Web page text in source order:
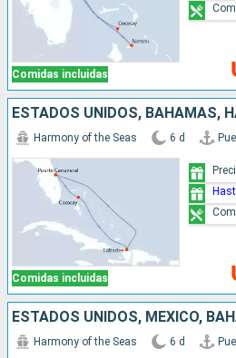
Comidas incluidas
ESTADOS UNIDOS, BAHAMAS,
Comidas incluidas
Harmony of the Seas 6 d
ESTADOS UNIDOS, MÉXICO,
Harmony of the Seas 6 d